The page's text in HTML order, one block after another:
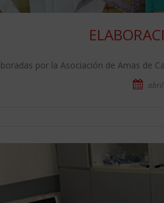
por la Asociación de Amas de
abril